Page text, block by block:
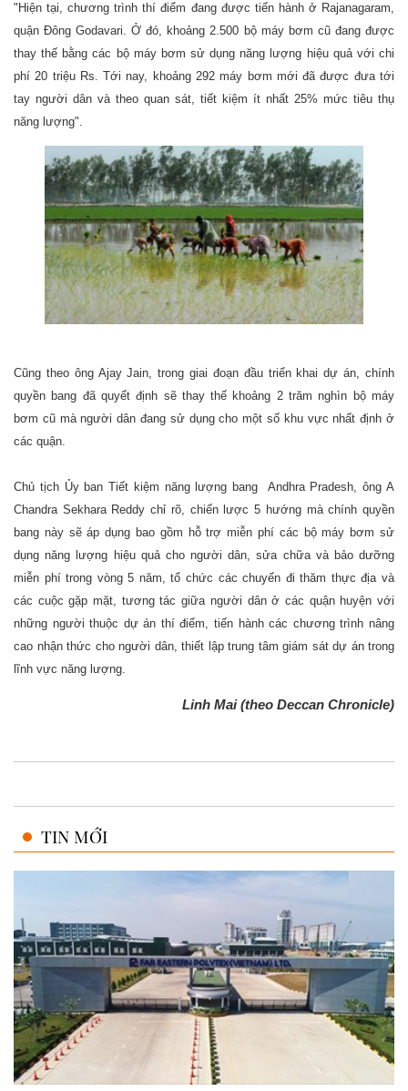
"Hiện tại, chương trình thí điểm đang được tiến hành ở Rajanagaram,
quận Đông Godavari. Ở đó, khoảng 2.500 bộ máy bơm cũ đang được
thay thế bằng các bộ máy bơm sử dụng năng lượng hiệu quả với chi
phí 20 triệu Rs. Tới nay, khoảng 292 máy bơm mới đã được đưa tới
tay người dân và theo quan sát, tiết kiệm ít nhất 25% mức tiêu thụ
năng lượng".
Cũng theo ông Ajay Jain, trong giai đoạn đầu triển khai dự án, chính
quyền bang đã quyết định sẽ thay thế khoảng 2 trăm nghìn bộ máy
bơm cũ mà người dân đang sử dụng cho một số khu vực nhất định ở
các quận.
Chủ tịch Ủy ban Tiết kiệm năng lượng bang Andhra Pradesh, ông A
Chandra Sekhara Reddy chỉ rõ, chiến lược 5 hướng mà chính quyền
bang này sẽ áp dụng bao gồm hỗ trợ miễn phí các bộ máy bơm sử
dụng năng lượng hiệu quả cho người dân, sửa chữa và bảo dưỡng
miễn phí trong vòng 5 năm, tổ chức các chuyến đi thăm thực địa và
các cuộc gặp mặt, tương tác giữa người dân ở các quận huyện với
những người thuộc dự án thí điểm, tiến hành các chương trình nâng
cao nhận thức cho người dân, thiết lập trung tâm giám sát dự án trong
lĩnh vực năng lượng.
Linh Mai (theo Deccan Chronicle)
TIN MỚI